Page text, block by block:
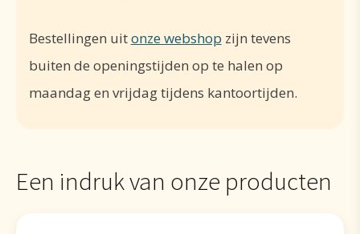
Bestellingen uitonze webshop zijn tevens
buiten de openingstijden op te halen op
maandag en vrijdag tijdens kantoortijden.
Een indruk van onze producten